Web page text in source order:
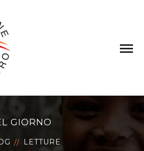
GIORNO
LETTURE